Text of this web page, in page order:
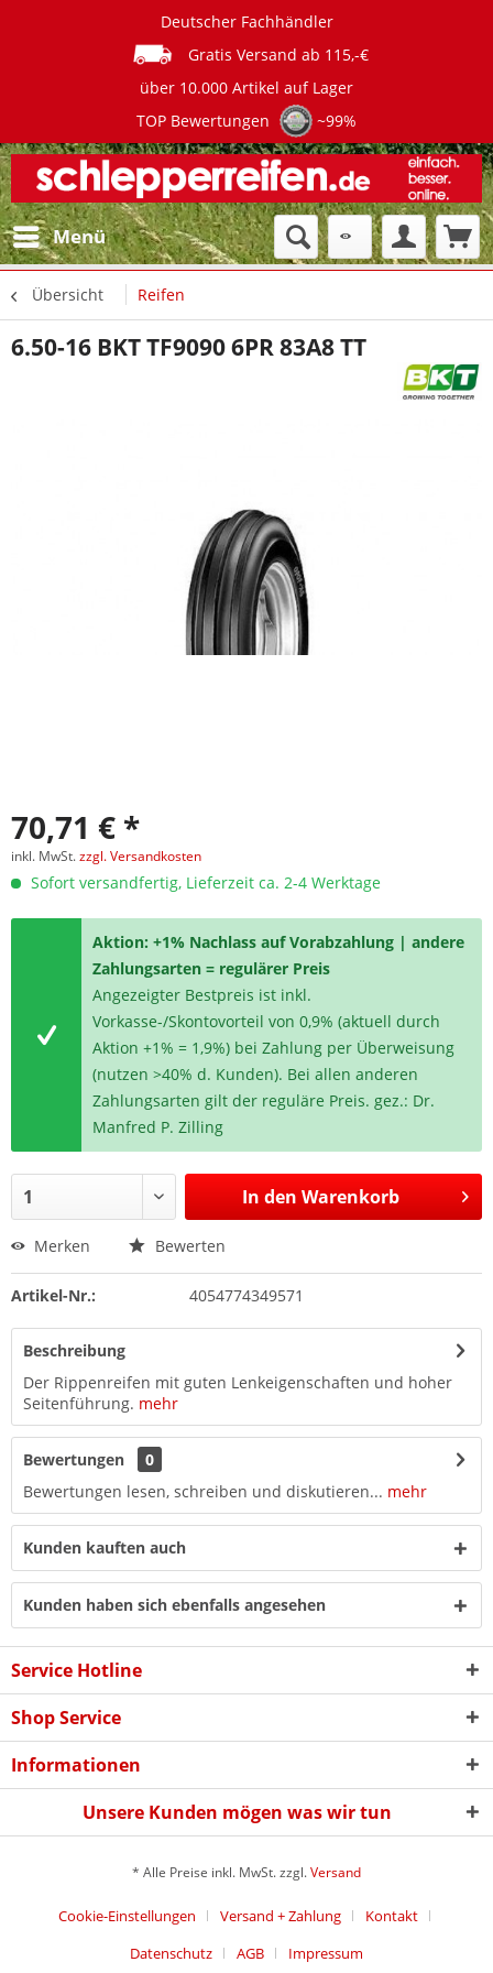
Deutscher Fachhändler
Gratis Versand ab 115,-€
über 10.000 Artikel auf Lager
TOP Bewertungen
~99%
Menü
Übersicht Reifen
6.50-16 BKT TF9090 6PR 83A8 TT
70,71 € *
inkl. MwSt.zzgl. Versandkosten
Sofort versandfertig, Lieferzeit ca. 2-4 Werktage
Aktion: +1% Nachlass auf Vorabzahlung | andere
Zahlungsarten = regulärer Preis
Angezeigter Bestpreis ist inkl.
Vorkasse-/Skontovorteil von 0,9% (aktuell durch
Aktion +1% = 1,9%) bei Zahlung per Überweisung
(nutzen >40% d. Kunden). Bei allen anderen
Zahlungsarten gilt der reguläre Preis. gez.: Dr.
Manfred P. Zilling
In den Warenkorb
Merken Bewerten
Artikel-Nr.: 4054774349571
Beschreibung
Der Rippenreifen mit guten Lenkeigenschaften und hoher
Seitenführung. mehr
Bewertungen
0
Bewertungen lesen, schreiben und diskutieren... mehr
Kunden kauften auch
Kunden haben sich ebenfalls angesehen
Service Hotline
Shop Service
Informationen
Unsere Kunden mögen was wir tun
* Alle Preise inkl. MwSt. zzgl.Versand
Cookie-Einstellungen Versand + Zahlung
Kontakt
Datenschutz
AGB
Impressum